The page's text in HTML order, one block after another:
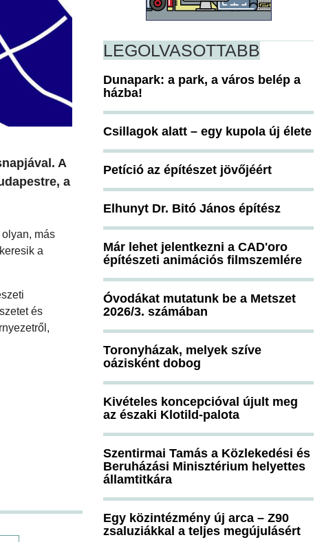
A
a
más
a
és
LEGOLVASOTTABB
Dunapark: a park, a város belép a
házba!
Csillagok alatt – egy kupola új élete
Petíció az építészet jövőjéért
Elhunyt Dr. Bitó János építész
Már lehet jelentkezni a CAD'oro
építészeti animációs filmszemlére
Óvodákat mutatunk be a Metszet
2026/3. számában
Toronyházak, melyek szíve
oázisként dobog
Kivételes koncepcióval újult meg
az északi Klotild-palota
Szentirmai Tamás a Közlekedési és
Beruházási Minisztérium helyettes
államtitkára
Egy közintézmény új arca – Z90
zsaluziákkal a teljes megújulásért